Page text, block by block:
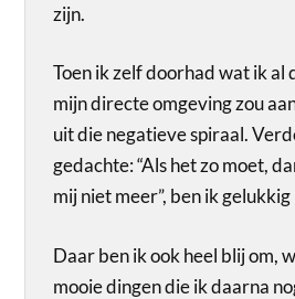
zijn.
Toen ik zelf doorhad wat ik al
mijn directe omgeving zou
uit die negatieve spiraal.
gedachte: “Als het zo moet,
mij niet meer”, ben ik
Daar ben ik ook heel blij om,
mooie dingen die ik daarna